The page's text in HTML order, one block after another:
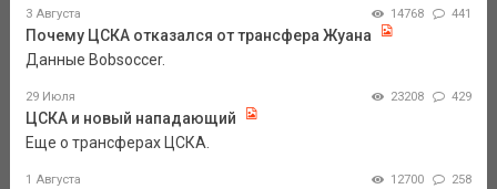
3 Августа 14768 441
Почему ЦСКА отказался от трансфера Жуана
Данные Bobsoccer.
29 Июля 23208 429
ЦСКА и новый нападающий
Еще о трансферах ЦСКА.
1 Августа 12700 258